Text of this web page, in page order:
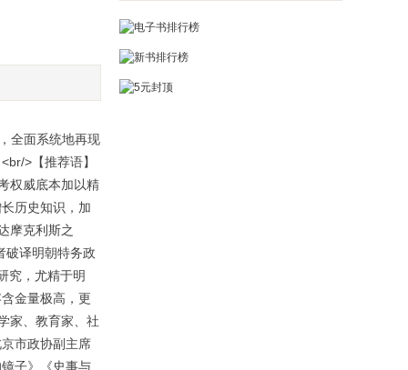
全面系统地再现
>【推荐语】
权威底本加以精
历史知识，加
摩克利斯之
破译明朝特务政
究，尤精于明
金量极高，更
家、教育家、社
市政协副主席
子》《史事与